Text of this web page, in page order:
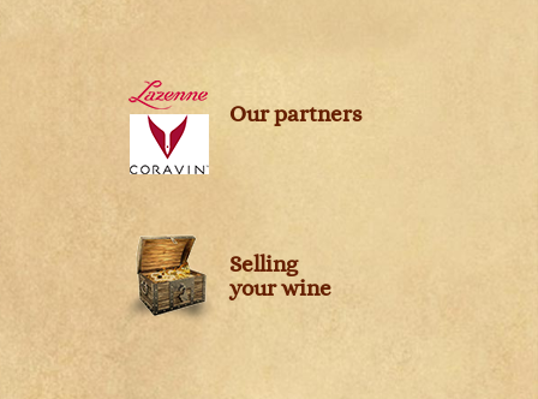
Our partners
Selling
your wine